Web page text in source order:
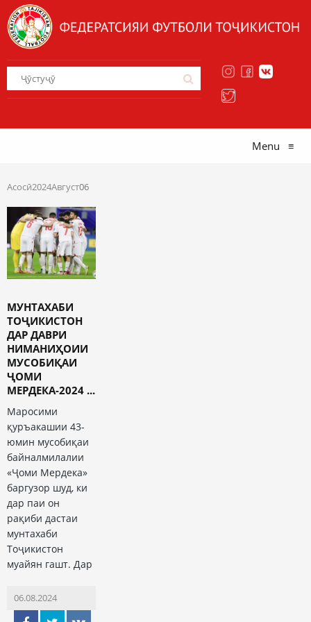
Menu ≡
Асосӣ2024Август06
МУНТАХАБИ
ТОҶИКИСТОН
ДАР ДАВРИ
НИМАНИҲОИИ
МУСОБИҚАИ
ҶОМИ
МЕРДЕКА-2024 ...
Маросими
қуръакашии 43-
юмин мусобиқаи
байналмилалии
«Ҷоми Мердека»
баргузор шуд, ки
дар паи он
рақиби дастаи
мунтахаби
Тоҷикистон
муайян гашт. Дар
06.08.2024